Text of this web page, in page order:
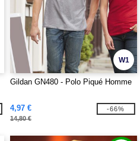
W1
Gildan GN480 - Polo Piqué Homme
4,97 €
14,80 €
-66%